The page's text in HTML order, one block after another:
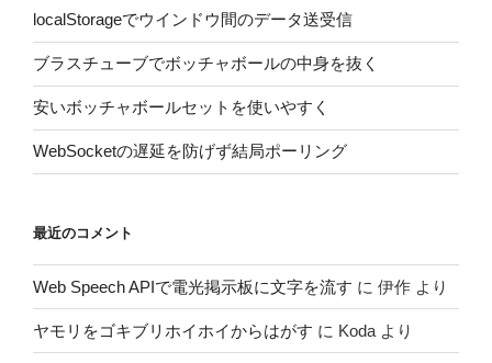
localStorageでウインドウ間のデータ送受信
ブラスチューブでボッチャボールの中身を抜く
安いボッチャボールセットを使いやすく
WebSocketの遅延を防げず結局ポーリング
最近のコメント
Web Speech APIで電光掲示板に文字を流す に 伊作 より
ヤモリをゴキブリホイホイからはがす に Koda より